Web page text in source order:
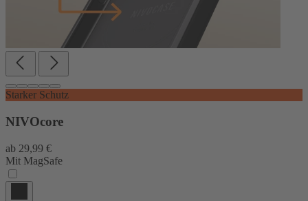
Starker Schutz
NIVOcore
ab 29,99 €
Mit MagSafe